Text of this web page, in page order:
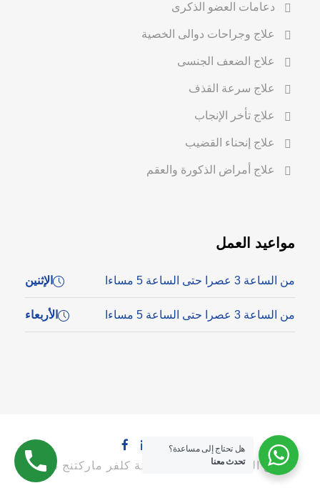
دعامات العضو الذكرى
علاج وجراحات دوالى الخصية
علاج الضعف الجنسى
علاج سرعة القذف
علاج تأخر الإنجاب
علاج إنحناء القضيب
علاج أمراض الذكورة والعقم
مواعيد العمل
الإثنين من الساعة 3 عصرا حتى الساعة 5 مساءا
الأربعاء من الساعة 3 عصرا حتى الساعة 5 مساءا
جميع الحقوق محفوظة لشركة كلفر ماركتنج 2024
هل تحتاج إلى مساعدة؟
تحدث معنا